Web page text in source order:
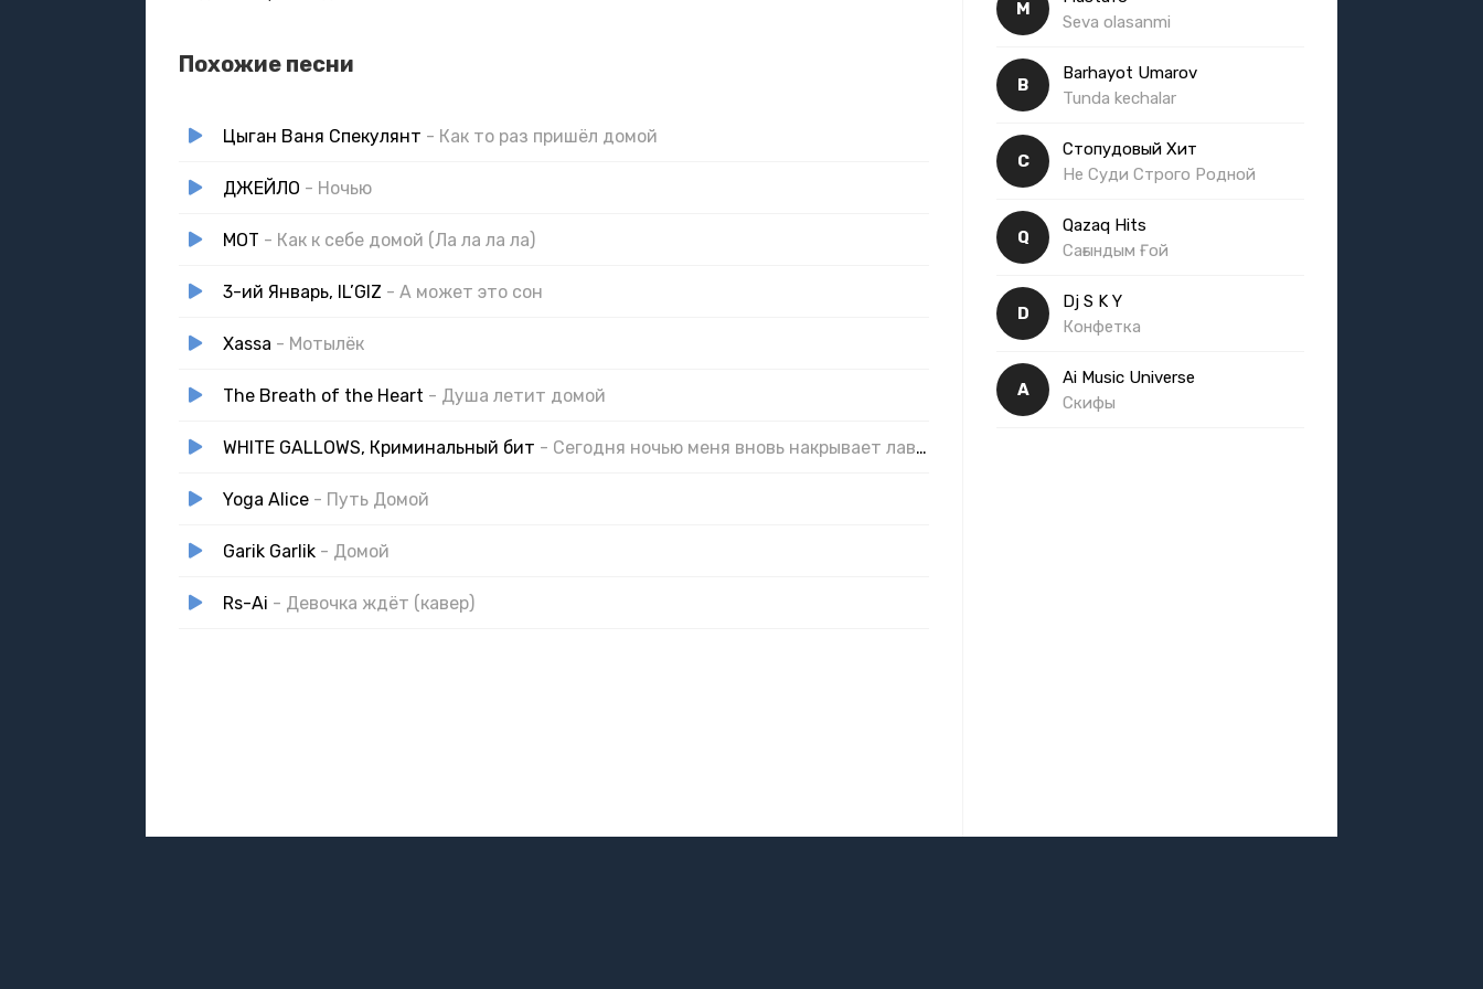
Похожие песни
Цыган Ваня Спекулянт - Как то раз пришёл домой
ДЖЕЙЛО - Ночью
MOT - Как к себе домой (Ла ла ла ла)
3-ий Январь, IL’GIZ - А может это сон
Xassa - Мотылёк
The Breath of the Heart - Душа летит домой
WHITE GALLOWS, Криминальный бит - Сегодня ночью меня вновь накрывает лавина
Yoga Alice - Путь Домой
Garik Garlik - Домой
Rs-Ai - Девочка ждёт (кавер)
M
Seva olasanmi
B
Barhayot Umarov
Tunda kechalar
С
Стопудовый Хит
Не Суди Строго Родной
Q
Qazaq Hits
Сағындым Ғой
D
Dj S K Y
Конфетка
A
Ai Music Universe
Скифы